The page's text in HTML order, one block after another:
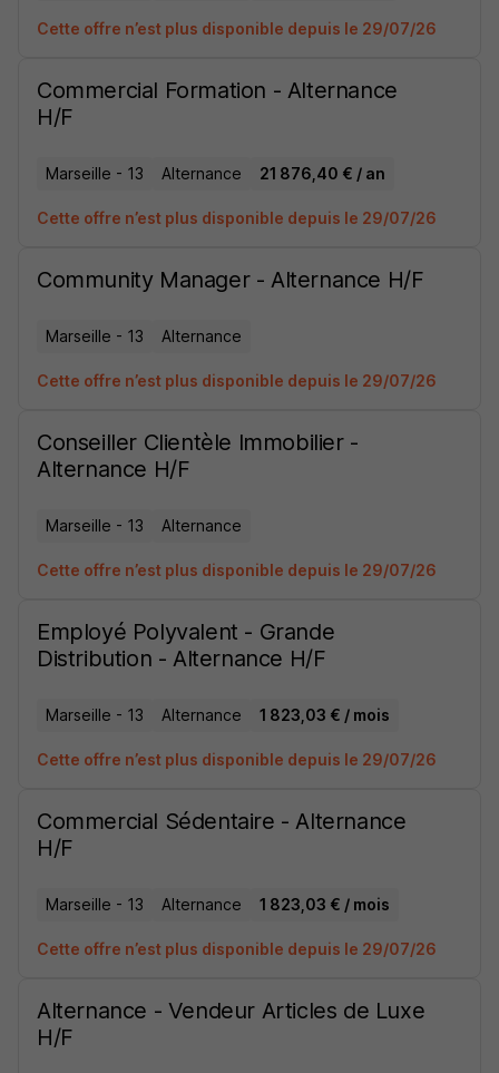
Cette offre n’est plus disponible depuis le 29/07/26
Commercial Formation - Alternance
H/F
Marseille - 13 Alternance 21 876,40 € / an
Cette offre n’est plus disponible depuis le 29/07/26
Community Manager - Alternance H/F
Marseille - 13 Alternance
Cette offre n’est plus disponible depuis le 29/07/26
Conseiller Clientèle Immobilier -
Alternance H/F
Marseille - 13 Alternance
Cette offre n’est plus disponible depuis le 29/07/26
Employé Polyvalent - Grande
Distribution - Alternance H/F
Marseille - 13 Alternance 1 823,03 € / mois
Cette offre n’est plus disponible depuis le 29/07/26
Commercial Sédentaire - Alternance
H/F
Marseille - 13 Alternance 1 823,03 € / mois
Cette offre n’est plus disponible depuis le 29/07/26
Alternance - Vendeur Articles de Luxe
H/F